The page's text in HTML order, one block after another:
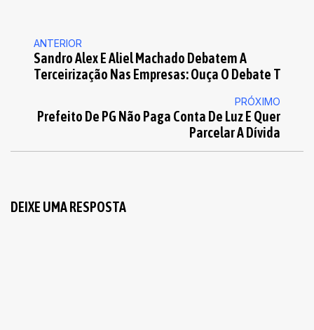
ANTERIOR
Sandro Alex E Aliel Machado Debatem A
Terceirização Nas Empresas: Ouça O Debate T
PRÓXIMO
Prefeito De PG Não Paga Conta De Luz E Quer
Parcelar A Dívida
DEIXE UMA RESPOSTA